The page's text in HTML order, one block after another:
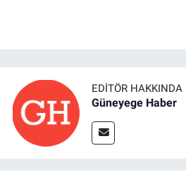
EDITÖR HAKKINDA
Güneyege Haber